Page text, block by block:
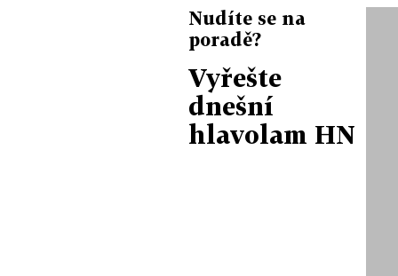
Nudíte se na
poradě?
Vyřešte
dnešní
hlavolam HN